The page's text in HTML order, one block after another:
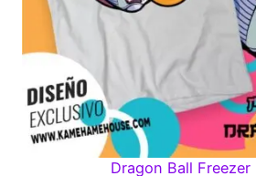
Dragon Ball Freezer